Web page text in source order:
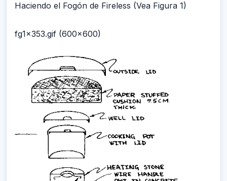
Haciendo el Fogón de Fireless (Vea Figura 1)
fg1x353.gif (600x600)